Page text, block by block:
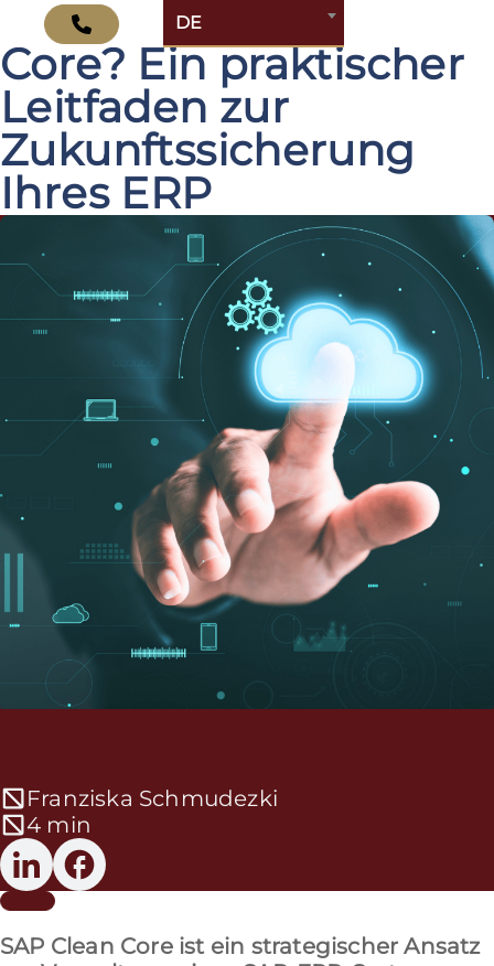
DE
Was ist SAP Clean
Core? Ein praktischer
Leitfaden zur
Zukunftssicherung
Ihres ERP
Franziska Schmudezki
4 min
SAP Clean Core ist ein strategischer Ansatz